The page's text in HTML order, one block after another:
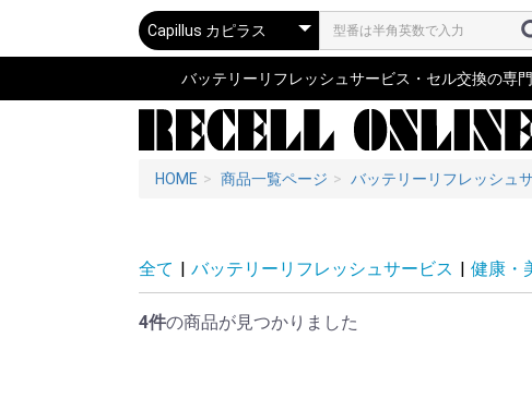
バッテリーリフレッシュサービス・セル交換の専
HOME 商品一覧ページ バッテリーリフレッシュ
全て | バッテリーリフレッシュサービス | 健康・
4件の商品が見つかりました